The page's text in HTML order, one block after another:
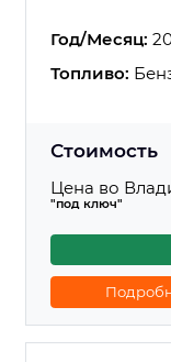
Год/Месяц:
Топливо:
Стоимость
Цена во
"под ключ"